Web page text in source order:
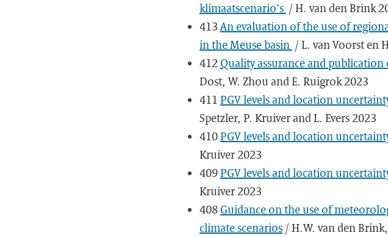
klimaatscenario's / H. van den Brink
413An evaluation of the use of
in the Meuse basin / L. van Voorst en
412Quality assurance and
Dost, W. Zhou and E. Ruigrok 2023
411 PGV levels and location
Spetzler, P. Kruiver and L. Evers 2023
410PGV levels and location
Kruiver 2023
409PGV levels and location
Kruiver 2023
408Guidance on the use of
climate scenarios / H.W. van den